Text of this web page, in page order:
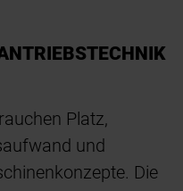
Platz,
und
Die